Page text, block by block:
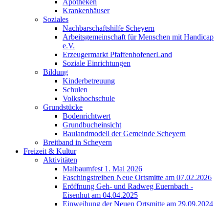
Apotheken
Krankenhäuser
Soziales
Nachbarschaftshilfe Scheyern
Arbeitsgemeinschaft für Menschen mit Handicap
e.V.
Erzeugermarkt PfaffenhofenerLand
Soziale Einrichtungen
Bildung
Kinderbetreuung
Schulen
Volkshochschule
Grundstücke
Bodenrichtwert
Grundbucheinsicht
Baulandmodell der Gemeinde Scheyern
Breitband in Scheyern
Freizeit & Kultur
Aktivitäten
Maibaumfest 1. Mai 2026
Faschingstreiben Neue Ortsmitte am 07.02.2026
Eröffnung Geh- und Radweg Euernbach -
Eisenhut am 04.04.2025
Einweihung der Neuen Ortsmitte am 29.09.2024